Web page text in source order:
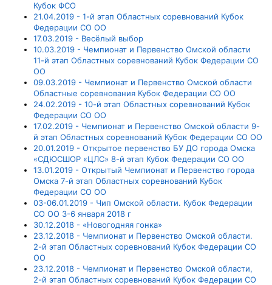
Кубок ФСО
21.04.2019 - 1-й этап Областных соревнований Кубок
Федерации СО ОО
17.03.2019 - Весёлый выбор
10.03.2019 - Чемпионат и Первенство Омской области
11-й этап Областных соревнований Кубок Федерации СО
ОО
09.03.2019 - Чемпионат и Первенство Омской области
Областные соревнования Кубок Федерации СО ОО
24.02.2019 - 10-й этап Областных соревнований Кубок
Федерации СО ОО
17.02.2019 - Чемпионат и Первенство Омской области 9-
й этап Областных соревнований Кубок Федерации СО ОО
20.01.2019 - Открытое первенство БУ ДО города Омска
«СДЮСШОР «ЦЛС» 8-й этап Кубок Федерации СО ОО
13.01.2019 - Открытый Чемпионат и Первенство города
Омска 7-й этап Областных соревнований Кубок
Федерации СО ОО
03-06.01.2019 - Чип Омской области. Кубок Федерации
СО ОО 3-6 января 2018 г
30.12.2018 - «Новогодняя гонка»
23.12.2018 - Чемпионат и Первенство Омской области.
2-й этап Областных соревнований Кубок Федерации СО
ОО
23.12.2018 - Чемпионат и Первенство Омской области,
2-й этап Областных соревнований Кубок Федерации СО